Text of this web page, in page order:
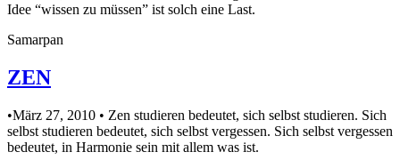
Idee “wissen zu müssen” ist solch eine Last.
Samarpan
ZEN
•März 27, 2010 • Zen studieren bedeutet, sich selbst studieren. Sich
selbst studieren bedeutet, sich selbst vergessen. Sich selbst vergessen
bedeutet, in Harmonie sein mit allem was ist.